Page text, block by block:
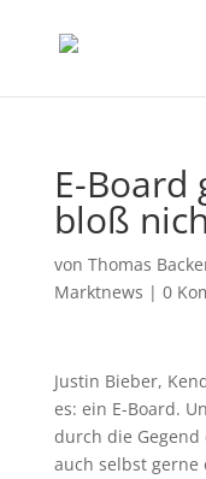
E-Board
bloß
von Thomas
Marktnews | 0
Justin Bieber,
es: ein E-Board.
durch die
auch selbst gerne